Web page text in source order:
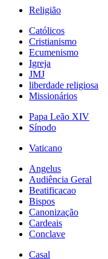
Religião
Católicos
Cristianismo
Ecumenismo
Igreja
JMJ
liberdade religiosa
Missionários
Papa Leão XIV
Sínodo
Vaticano
Angelus
Audiência Geral
Beatificacao
Bispos
Canonização
Cardeais
Conclave
Casal